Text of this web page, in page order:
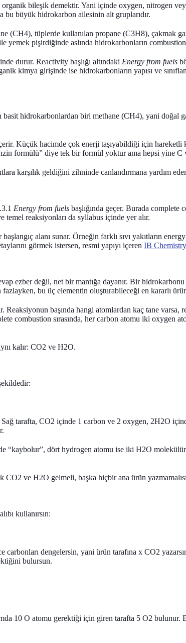
organik bileşik demektir. Yani içinde oxygen, nitrogen
bu büyük hidrokarbon ailesinin alt gruplarıdır.
(CH4), tüplerde kullanılan propane (C3H8), çakmak
ile yemek pişirdiğinde aslında hidrokarbonların
durur. Reactivity başlığı altındaki Energy from fuels
kimya girişinde ise hidrokarbonların yapısı ve
basit hidrokarbonlardan biri methane (CH4), yani doğal
Küçük hacimde çok enerji taşıyabildiği için hareketli
formülü” diye tek bir formül yoktur ama hepsi yine C
karşılık geldiğini zihninde canlandırmana yardım
Energy from fuels başlığında geçer. Burada complete
temel reaksiyonları da syllabus içinde yer alır.
alanı sunar. Örneğin farklı sıvı yakıtların
görmek istersen, resmi yapıyı içeren IB
ezber değil, net bir mantığa dayanır. Bir
bu üç elementin oluşturabileceği en kararlı
Reaksiyonun başında hangi atomlardan kaç tane varsa,
combustion sırasında, her carbon atomu iki
kalır: CO2 ve H2O.
tarafta, CO2 içinde 1 carbon ve 2 oxygen, 2H2O
“kaybolur”, dört hydrogen atomu ise iki H2O
CO2 ve H2O gelmeli, başka hiçbir ana ürün
kullanırsın:
dengelersin, yani ürün tarafına x CO2
bulursun.
10 O atomu gerektiği için giren tarafta 5 O2 bulunur.